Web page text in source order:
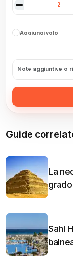
Aggiungi volo
Guide
La
Sahl